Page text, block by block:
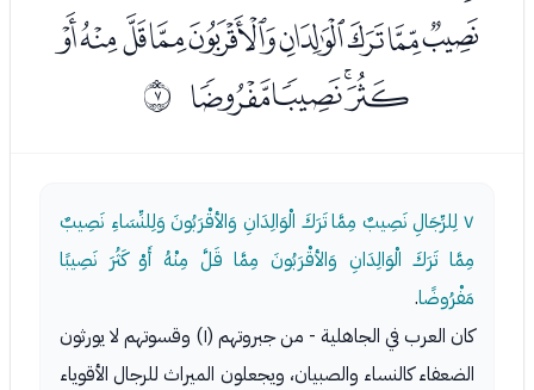
ﭘﭙﭚﭛﭜﭝﭞﭟﭠ
ﭡﭢﭣﭤ ﰆ
٧ لِلرِّجَالِ نَصِيبٌ مِمَّا تَرَكَ الْوَالِدَانِ وَالأقْرَبُونَ وَلِلنِّسَاءِ نَصِيبٌ
مِمَّا تَرَكَ الْوَالِدَانِ وَالأقْرَبُونَ مِمَّا قَلَّ مِنْهُ أَوْ كَثُرَ نَصِيبًا
مَفْرُوضًا.
كان العرب في الجاهلية - من جبروتهم (١) وقسوتهم لا يورثون
الضعفاء كالنساء والصبيان، ويجعلون الميراث للرجال الأقوياء